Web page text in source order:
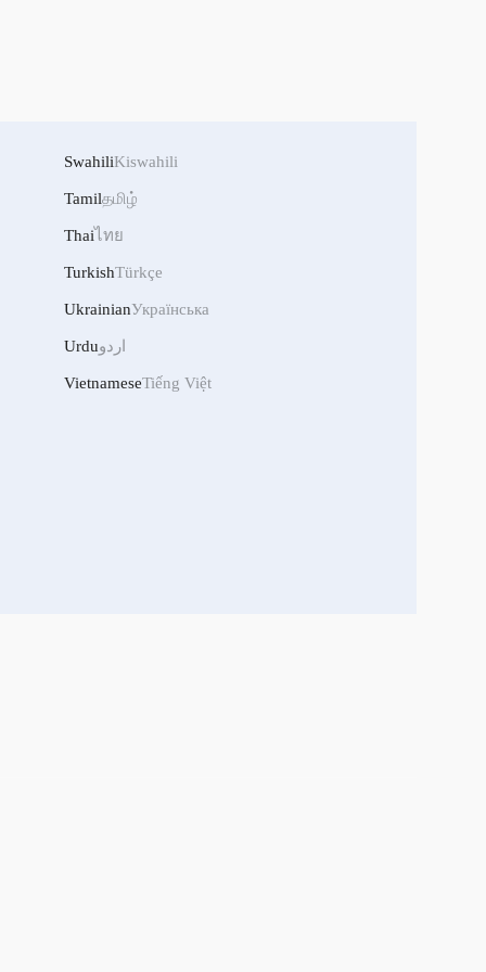
SwahiliKiswahili
Tamilதமிழ்
Thaiไทย
TurkishTürkçe
UkrainianУкраїнська
Urduاردو
VietnameseTiếng Việt